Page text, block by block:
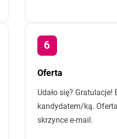
Oferta
Udało się?
kandydatem/ką.
skrzynce e-mail.